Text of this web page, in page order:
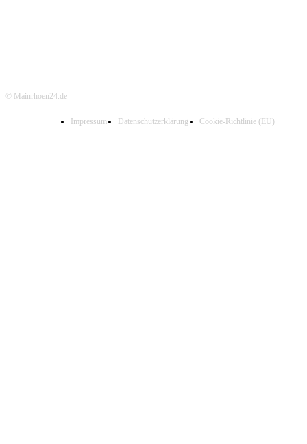
© Mainrhoen24.de
Impressum Datenschutzerklärung Cookie-Richtlinie (EU)